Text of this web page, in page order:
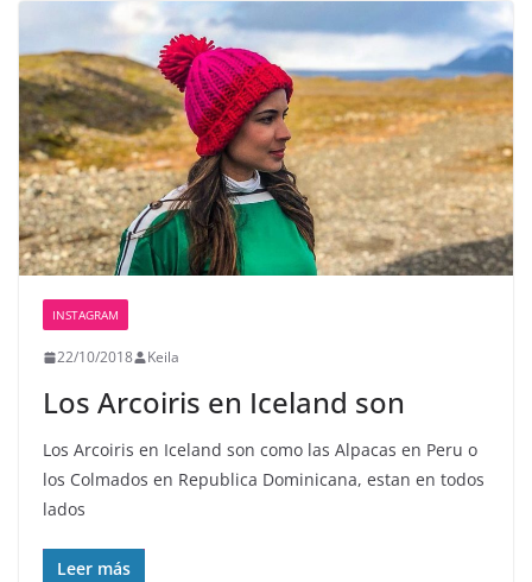
INSTAGRAM
22/10/2018 Keila
Los Arcoiris en Iceland son
Los Arcoiris en Iceland son como las Alpacas en Peru o
los Colmados en Republica Dominicana, estan en todos
lados
Leer más